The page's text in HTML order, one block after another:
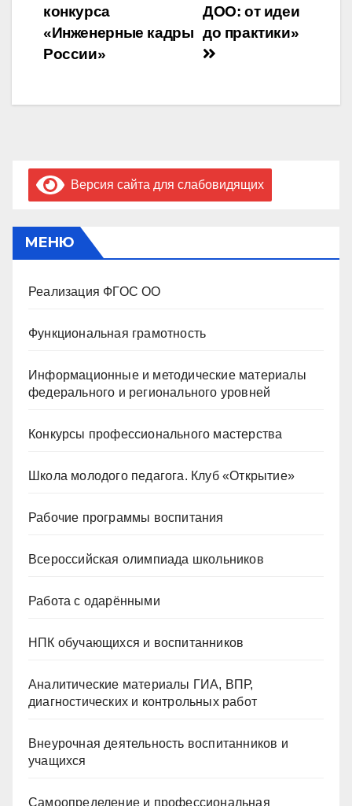
ДОО: от идеи
до практики»
конкурса
«Инженерные кадры
России»
Версия сайта для слабовидящих
МЕНЮ
Реализация ФГОС ОО
Функциональная грамотность
Информационные и методические материалы
федерального и регионального уровней
Конкурсы профессионального мастерства
Школа молодого педагога. Клуб «Открытие»
Рабочие программы воспитания
Всероссийская олимпиада школьников
Работа с одарёнными
НПК обучающихся и воспитанников
Аналитические материалы ГИА, ВПР,
диагностических и контрольных работ
Внеурочная деятельность воспитанников и
учащихся
Самоопределение и профессиональная